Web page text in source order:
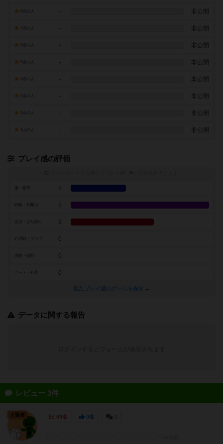
- 非公開
7点の人 - 非公開
- 非公開
- 非公開
- 非公開
- 非公開
- 非公開
- 非公開
プレイ感の評価
※
2
戦略・判断力 5
3
0
0
アート・外見 0
似たプレイ感のゲームを探す→
データに関する報告
レビュー 3件
69名 0名
大賢者